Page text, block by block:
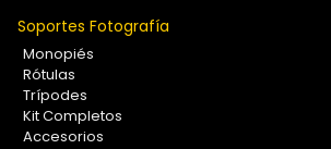
Soportes Fotografía
Monopiés
Rótulas
Trípodes
Kit Completos
Accesorios